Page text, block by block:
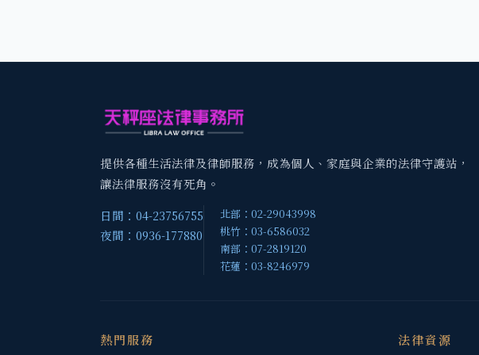
提供各種生活法律及律師服務，成為個人、家庭與企業的法律守護站，
讓法律服務沒有死角。
日間：04-23756755
夜間：0936-177880
北部：02-29043998
桃竹：03-6586032
南部：07-2819120
花蓮：03-8246979
熱門服務 法律資源